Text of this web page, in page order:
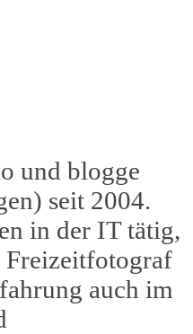
und blogge
seit 2004.
in der IT tätig,
auch im